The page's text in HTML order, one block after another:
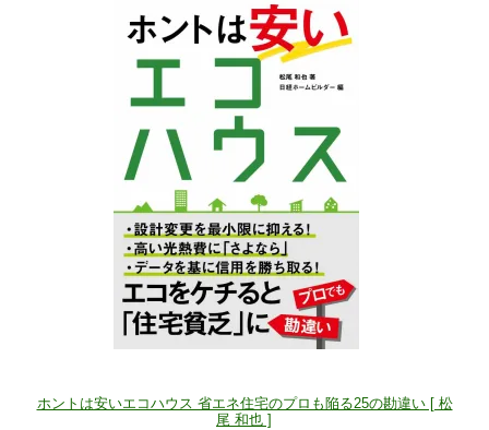
ホントは安いエコハウス 省エネ住宅のプロも陥る25の勘違い [ 松
尾 和也 ]